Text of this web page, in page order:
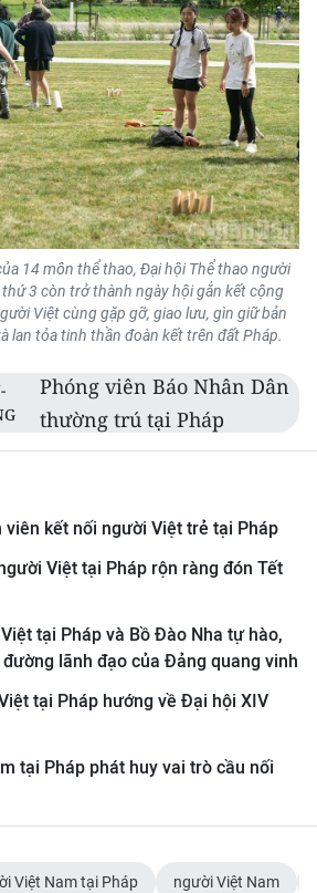
14 môn thể thao, Đại hội Thể thao người
thứ 3 còn trở thành ngày hội gắn kết cộng
Việt cùng gặp gỡ, giao lưu, gìn giữ bản
lan tỏa tinh thần đoàn kết trên đất Pháp.
Phóng viên Báo Nhân Dân
thường trú tại Pháp
viên kết nối người Việt trẻ tại Pháp
Việt tại Pháp rộn ràng đón Tết
tại Pháp và Bồ Đào Nha tự hào,
lãnh đạo của Đảng quang vinh
tại Pháp hướng về Đại hội XIV
tại Pháp phát huy vai trò cầu nối
Việt Nam tại Pháp người Việt Nam